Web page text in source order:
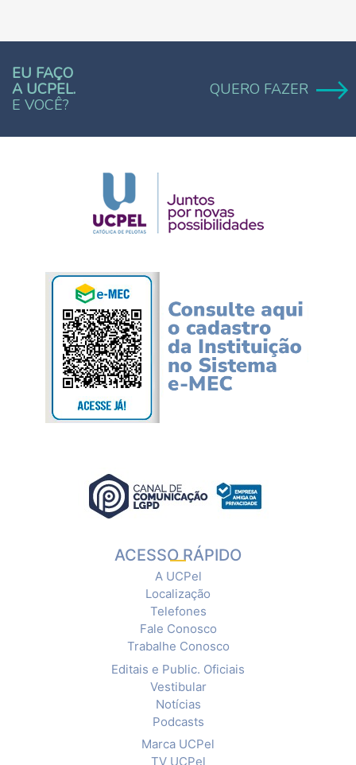
EU FAÇO
A UCPEL.
E VOCÊ?
QUERO FAZER
ACESSO RÁPIDO
A UCPel
Localização
Telefones
Fale Conosco
Trabalhe Conosco
Editais e Public. Oficiais
Vestibular
Notícias
Podcasts
Marca UCPel
TV UCPel